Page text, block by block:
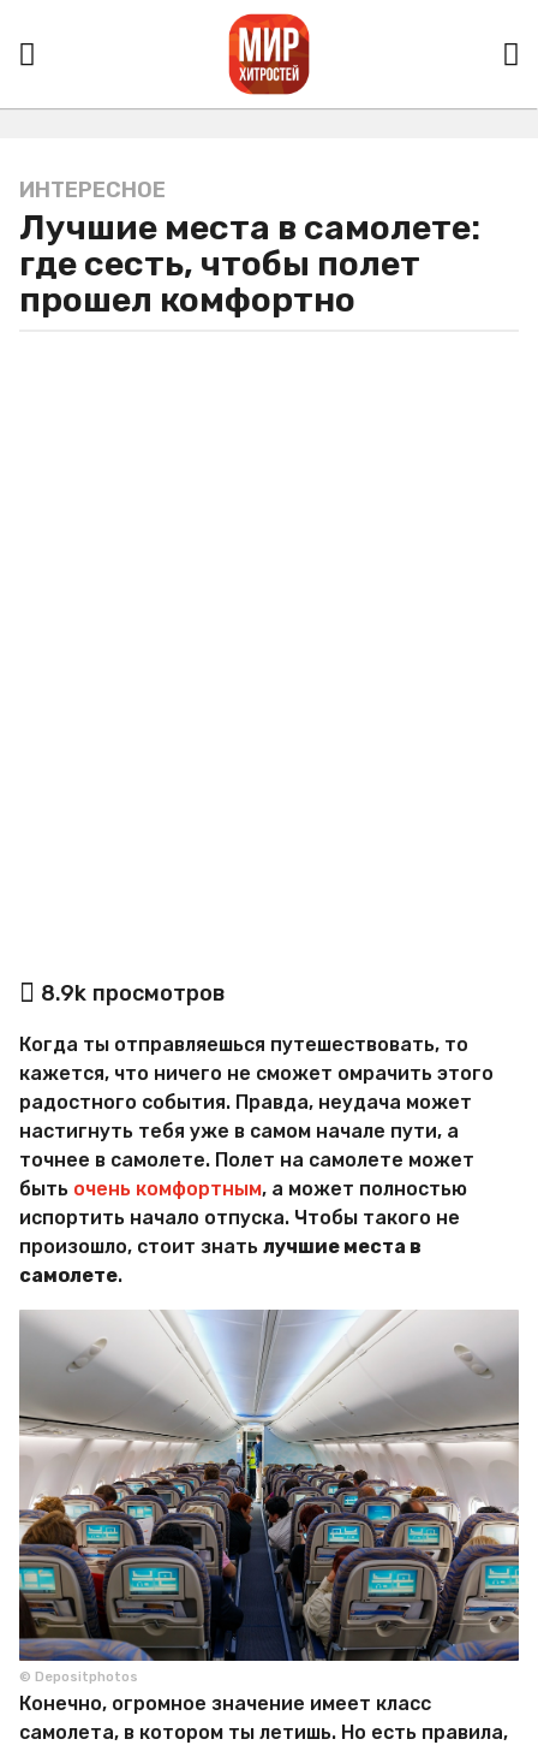
5
л
т
a
ИНТЕРЕСНОЕ
Лучшие места в самолете:
где сесть, чтобы полет
прошел комфортно
а
в
о
р
М
и
р
Х
и
т
р
о
с
е
8.9k просмотров
Когда ты отправляешься путешествовать, то
кажется, что ничего не сможет омрачить этого
радостного события. Правда, неудача может
настигнуть тебя уже в самом начале пути, а
точнее в самолете. Полет на самолете может
быть очень комфортным, а может полностью
испортить начало отпуска. Чтобы такого не
произошло, стоит знать лучшие места в
самолете.
© Depositphotos
Конечно, огромное значение имеет класс
самолета, в котором ты летишь. Но есть правила,